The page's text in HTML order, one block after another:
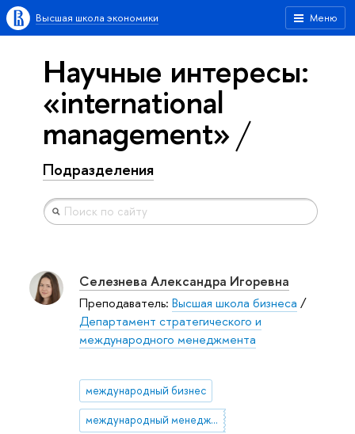
Меню
Высшая школа экономики
Научные интересы:
«international
management»
Подразделения
Селезнева Александра Игоревна
Преподаватель: Высшая школа бизнеса /
Департамент стратегического и
международного менеджмента
международный бизнес
международный менеджмент